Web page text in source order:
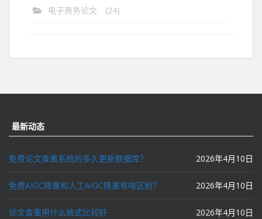
电子商务论文
(24)
最新动态
免费论文查重系统的多久更新数据库？ 2026年4月10日
免费AIGC降重和人工AIGC降重有啥区别？ 2026年4月10日
论文查重用什么格式比较好 2026年4月10日